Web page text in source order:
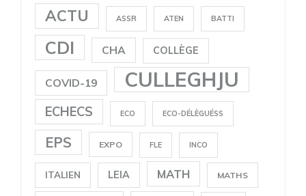
ACTU ASSR ATEN BATTI
CDI CHA COLLÈGE
COVID-19 CULLEGHJU
ECHECS ECO ECO-DÉLÈGUÉSS
EPS EXPO FLE INCO
ITALIEN LEIA MATH MATHS